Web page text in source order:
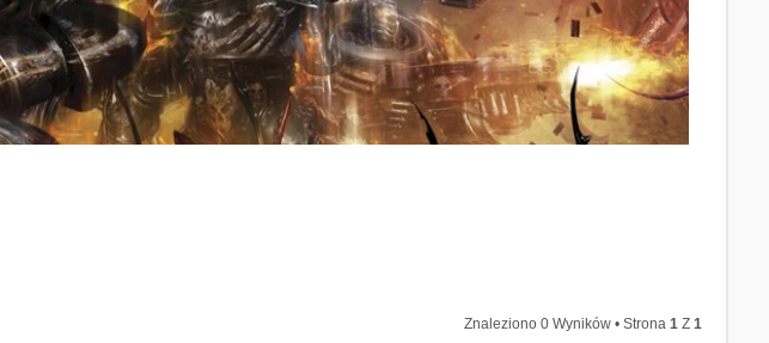
Znaleziono 0 Wyników • Strona1 Z1